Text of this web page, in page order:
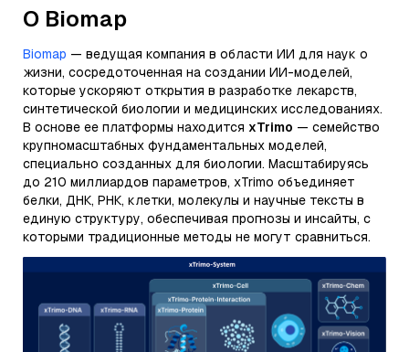
О Biomap
Biomap — ведущая компания в области ИИ для наук о
жизни, сосредоточенная на создании ИИ-моделей,
которые ускоряют открытия в разработке лекарств,
синтетической биологии и медицинских исследованиях.
В основе ее платформы находится xTrimo — семейство
крупномасштабных фундаментальных моделей,
специально созданных для биологии. Масштабируясь
до 210 миллиардов параметров, xTrimo объединяет
белки, ДНК, РНК, клетки, молекулы и научные тексты в
единую структуру, обеспечивая прогнозы и инсайты, с
которыми традиционные методы не могут сравниться.